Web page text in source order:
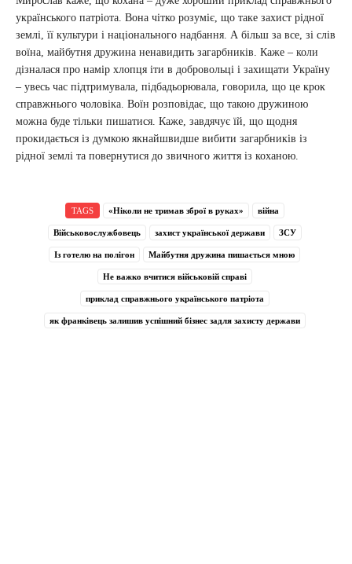
українського патріота. Вона чітко розуміє, що таке захист рідної
землі, її культури і національного надбання. А більш за все, зі слів
воїна, майбутня дружина ненавидить загарбників. Каже – коли
дізналася про намір хлопця іти в добровольці і захищати Україну
– увесь час підтримувала, підбадьорювала, говорила, що це крок
справжнього чоловіка. Воїн розповідає, що такою дружиною
можна буде тільки пишатися. Каже, завдячує їй, що щодня
прокидається із думкою якнайшвидше вибити загарбників із
рідної землі та повернутися до звичного життя із коханою.
TAGS «Ніколи не тримав зброї в руках» війна
Військовослужбовець захист української держави ЗСУ
Із готелю на полігон Майбутня дружина пишається мною
Не важко вчитися військовій справі
приклад справжнього українського патріота
як франківець залишив успішний бізнес задля захисту держави